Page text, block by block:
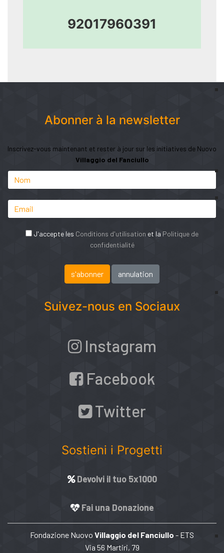
92017960391
Abonner à la newsletter
Inscrivez-vous maintenant et rester à jour sur les initiatives de Nuovo
Villaggio del Fanciullo
J'accepte les Conditions d'utilisation et la Politique de
confidentialité
Suivez-nous en Sociaux
Instagram
Facebook
Twitter
Sostieni i Progetti
Devolvi il tuo 5x1000
Fai una Donazione
Fondazione Nuovo Villaggio del Fanciullo - ETS
Via 56 Martiri, 79